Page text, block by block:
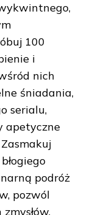
100
i
nich
śniadania,
serialu,
apetyczne
podróż
pozwól